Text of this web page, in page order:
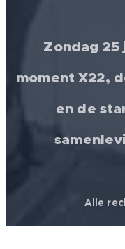
Zondag 25
moment X22,
en de
Alle